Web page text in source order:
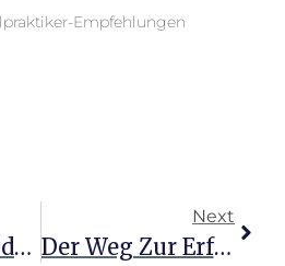
Empfehlungen
Homöopath Oder Heilpraktiker: Wege Zur Inneren Heilung
Next
Der Weg Zur Erfüllung: Erfolg Als Selbstständiger Heilpraktiker